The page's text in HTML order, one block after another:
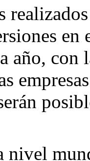
año,
nivel